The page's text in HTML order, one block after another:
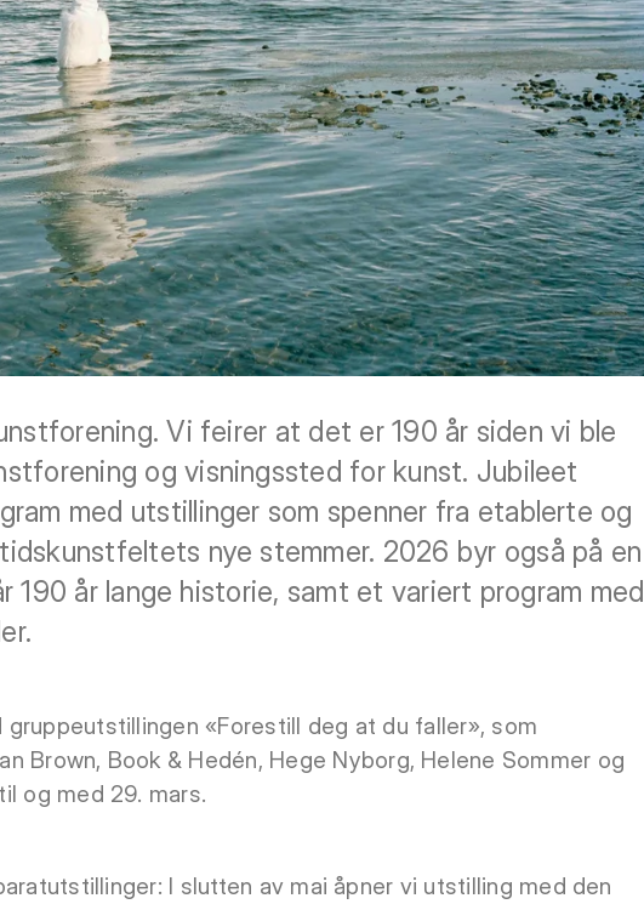
Vi feirer at det er 190 år siden vi ble
og visningssted for kunst. Jubileet
med utstillinger som spenner fra etablerte og
nye stemmer. 2026 byr også på en
190 år lange historie, samt et variert program med
«Forestill deg at du faller», som
Brown, Book & Hedén, Hege Nyborg, Helene Sommer og
og med 29. mars.
I slutten av mai åpner vi utstilling med den